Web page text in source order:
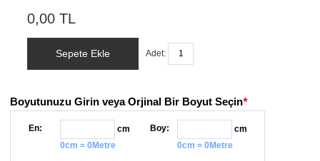
0,00 TL
Sepete Ekle Adet:
Boyutunuzu Girin veya Orjinal Bir Boyut Seçin*
En:
cm
0cm = 0Metre
Boy:
cm
0cm = 0Metre